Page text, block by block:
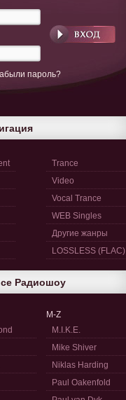
пароль?
Trance
Video
Vocal Trance
WEB Singles
Другие жанры
LOSSLESS (FLAC)
Радиошоу
M-Z
M.I.K.E.
Mike Shiver
Niklas Harding
Paul Oakenfold